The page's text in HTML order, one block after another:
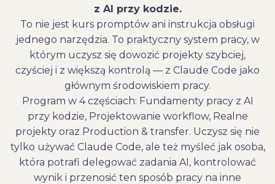
z AI przy kodzie.
To nie jest kurs promptów ani instrukcja obsługi
jednego narzędzia. To praktyczny system pracy, w
którym uczysz się dowozić projekty szybciej,
czyściej i z większą kontrolą — z Claude Code jako
głównym środowiskiem pracy.
Program w 4 częściach: Fundamenty pracy z AI
przy kodzie, Projektowanie workflow, Realne
projekty oraz Production & transfer. Uczysz się nie
tylko używać Claude Code, ale też myśleć jak osoba,
która potrafi delegować zadania AI, kontrolować
wynik i przenosić ten sposób pracy na inne